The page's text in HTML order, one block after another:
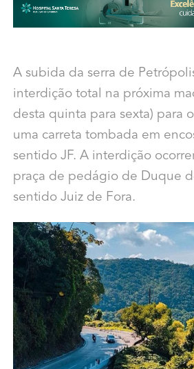
A subida da serra de
interdição total na próxima
desta quinta para sexta) para
uma carreta tombada em
sentido JF. A interdição
praça de pedágio de Duque
sentido Juiz de Fora.